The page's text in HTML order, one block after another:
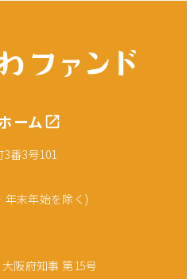
ーム
3番3号101
年末年始を除く)
阪府知事 第15号